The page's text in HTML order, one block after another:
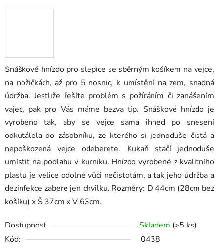
Snáškové hnízdo pro slepice se sběrným košíkem na vejce,
na nožičkách, až pro 5 nosnic, k umístění na zem, snadná
údržba. Jestliže řešíte problém s požíráním či zanášením
vajec, pak pro Vás máme bezva tip. Snáškové hnízdo je
vyrobeno tak, aby se vejce sama ihned po snesení
odkutálela do zásobníku, ze kterého si jednoduše čistá a
nepoškozená vejce odeberete. Kukaň stačí jednoduše
umístit na podlahu v kurníku. Hnízdo vyrobené z kvalitního
plastu je velice odolné vůči nečistotám, a tak jeho údržba a
dezinfekce zabere jen chvilku. Rozměry: D 44cm (28cm bez
košíku) x Š 37cm x V 63cm.
Dostupnost Skladem (>5 ks)
Kód:
0438